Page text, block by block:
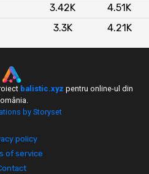
vârfuri în lunile de
categoriaSănătate,
categoria cu valori
afișări,
un trafic inferior,
aestet.ro
cu
vizitatori unici lunar,
semnificativ mai
3.42K
4.51K
3.3K 4.21K
balistic.xyz pentru online-ul din
by Storyset
policy
of service